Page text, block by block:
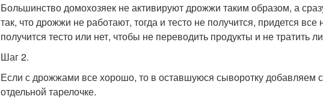
Большинство домохозяек не активируют дрожжи таким образом, а
так, что дрожжи не работают, тогда и тесто не получится, придется
получится тесто или нет, чтобы не переводить продукты и не тратить
Шаг 2.
Если с дрожжами все хорошо, то в оставшуюся сыворотку добавляем
отдельной тарелочке.